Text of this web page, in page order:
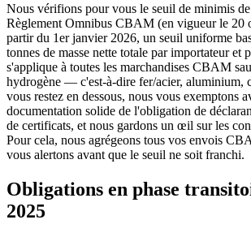
Nous vérifions pour vous le seuil de minimis
Règlement Omnibus CBAM (en vigueur le 20
partir du 1er janvier 2026, un seuil uniforme
tonnes de masse nette totale par importateur et
s'applique à toutes les marchandises CBAM
hydrogène — c'est-à-dire fer/acier, aluminium,
vous restez en dessous, nous vous exemptons
documentation solide de l'obligation de
de certificats, et nous gardons un œil sur les
Pour cela, nous agrégeons tous vos envois
vous alertons avant que le seuil ne soit franchi.
Obligations en phase
2025